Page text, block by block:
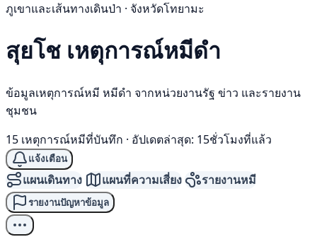
ภูเขาและเส้นทางเดินป่า · จังหวัดโทยามะ
สุยโช เหตุการณ์หมีดำ
ข้อมูลเหตุการณ์หมี หมีดำ จากหน่วยงานรัฐ ข่าว และรายงาน
ชุมชน
15 เหตุการณ์หมีที่บันทึก · อัปเดตล่าสุด: 15ชั่วโมงที่แล้ว
แจ้งเตือน
แผนเดินทาง แผนที่ความเสี่ยง รายงานหมี
รายงานปัญหาข้อมูล